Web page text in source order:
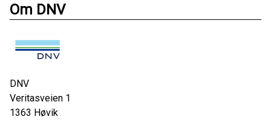
Om DNV
DNV
Veritasveien 1
1363 Høvik